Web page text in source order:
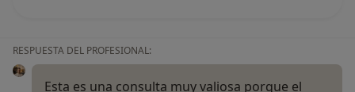
RESPUESTA DEL PROFESIONAL:
Esta es una consulta muy valiosa porque el